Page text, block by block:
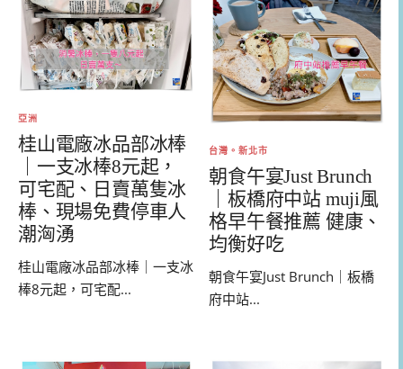
亞洲
桂山電廠冰品部冰棒
｜一支冰棒8元起，
可宅配、日賣萬隻冰
棒、現場免費停車人
潮洶湧
桂山電廠冰品部冰棒｜一支冰
棒8元起，可宅配...
台灣。新北市
朝食午宴Just Brunch
｜板橋府中站 muji風
格早午餐推薦 健康、
均衡好吃
朝食午宴Just Brunch｜板橋
府中站...